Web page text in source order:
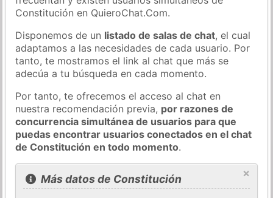
Constitución en QuieroChat.Com.
Disponemos de un listado de salas de chat, el cual
adaptamos a las necesidades de cada usuario. Por
tanto, te mostramos el link al chat que más se
adecúa a tu búsqueda en cada momento.
Por tanto, te ofrecemos el acceso al chat en
nuestra recomendación previa, por razones de
concurrencia simultánea de usuarios para que
puedas encontrar usuarios conectados en el chat
de Constitución en todo momento.
×
Más datos de Constitución